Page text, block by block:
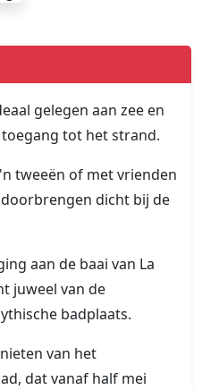
gelegen aan zee en
tot het strand.
tweeën of met vrienden
dicht bij de
aan de baai van La
juweel van de
badplaats.
van het
dat vanaf half mei